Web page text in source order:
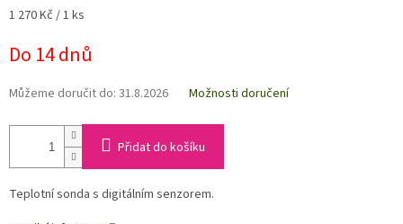
Měrná
1 270 Kč / 1 ks
Do 14 dnů
Můžeme doručit do: 31.8.2026 Možnosti doručení
Přidat do košíku
Teplotní sonda s digitálním senzorem.